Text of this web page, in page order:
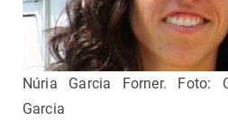
Núria Garcia Forner. Foto:
Garcia